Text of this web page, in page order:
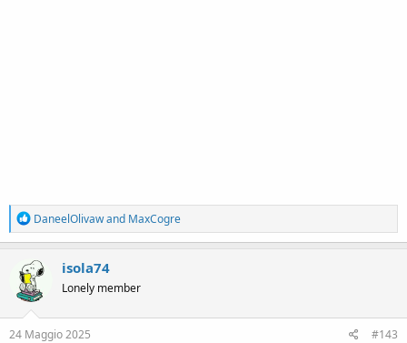
R
e
a
c
t
i
o
n
s
DaneelOlivawand MaxCogre
isola74
Lonely member
24 Maggio 2025 #143